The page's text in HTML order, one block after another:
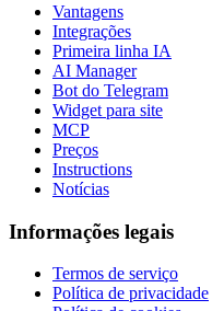
Vantagens
Integrações
Primeira linha IA
AI Manager
Bot do Telegram
Widget para site
MCP
Preços
Instructions
Notícias
Informações legais
Termos de serviço
Política de privacidade